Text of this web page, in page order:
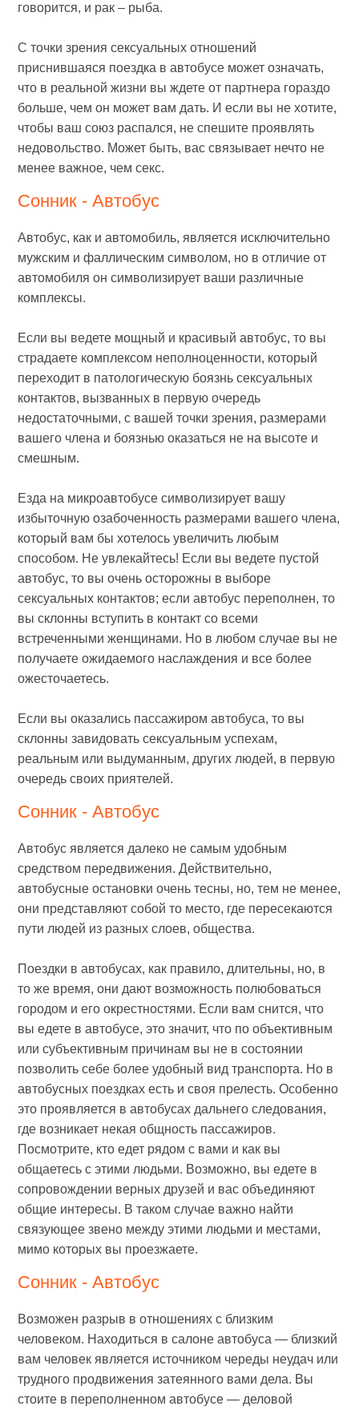
говорится, и рак – рыба.
С точки зрения сексуальных отношений
приснившаяся поездка в автобусе может означать,
что в реальной жизни вы ждете от партнера гораздо
больше, чем он может вам дать. И если вы не хотите,
чтобы ваш союз распался, не спешите проявлять
недовольство. Может быть, вас связывает нечто не
менее важное, чем секс.
Сонник - Автобус
Автобус, как и автомобиль, является исключительно
мужским и фаллическим символом, но в отличие от
автомобиля он символизирует ваши различные
комплексы.
Если вы ведете мощный и красивый автобус, то вы
страдаете комплексом неполноценности, который
переходит в патологическую боязнь сексуальных
контактов, вызванных в первую очередь
недостаточными, с вашей точки зрения, размерами
вашего члена и боязнью оказаться не на высоте и
смешным.
Езда на микроавтобусе символизирует вашу
избыточную озабоченность размерами вашего члена,
который вам бы хотелось увеличить любым
способом. Не увлекайтесь! Если вы ведете пустой
автобус, то вы очень осторожны в выборе
сексуальных контактов; если автобус переполнен, то
вы склонны вступить в контакт со всеми
встреченными женщинами. Но в любом случае вы не
получаете ожидаемого наслаждения и все более
ожесточаетесь.
Если вы оказались пассажиром автобуса, то вы
склонны завидовать сексуальным успехам,
реальным или выдуманным, других людей, в первую
очередь своих приятелей.
Сонник - Автобус
Автобус является далеко не самым удобным
средством передвижения. Действительно,
автобусные остановки очень тесны, но, тем не менее,
они представляют собой то место, где пересекаются
пути людей из разных слоев, общества.
Поездки в автобусах, как правило, длительны, но, в
то же время, они дают возможность полюбоваться
городом и его окрестностями. Если вам снится, что
вы едете в автобусе, это значит, что по объективным
или субъективным причинам вы не в состоянии
позволить себе более удобный вид транспорта. Но в
автобусных поездках есть и своя прелесть. Особенно
это проявляется в автобусах дальнего следования,
где возникает некая общность пассажиров.
Посмотрите, кто едет рядом с вами и как вы
общаетесь с этими людьми. Возможно, вы едете в
сопровождении верных друзей и вас объединяют
общие интересы. В таком случае важно найти
связующее звено между этими людьми и местами,
мимо которых вы проезжаете.
Сонник - Автобус
Возможен разрыв в отношениях с близким
человеком. Находиться в салоне автобуса — близкий
вам человек является источником череды неудач или
трудного продвижения затеянного вами дела. Вы
стоите в переполненном автобусе — деловой